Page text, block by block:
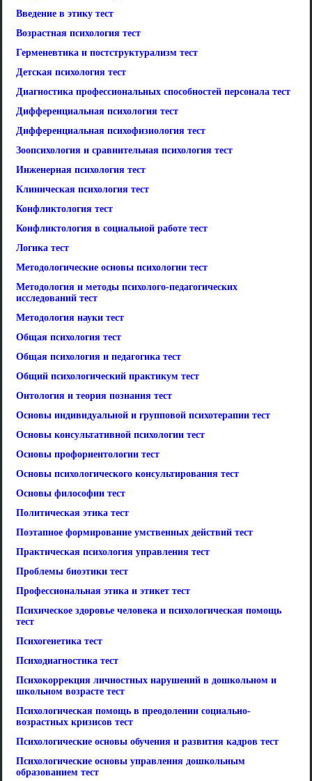
Введение в этику тест
Возрастная психология тест
Герменевтика и постструктурализм тест
Детская психология тест
Диагностика профессиональных способностей персонала тест
Дифференциальная психология тест
Дифференциальная психофизиология тест
Зоопсихология и сравнительная психология тест
Инженерная психология тест
Клиническая психология тест
Конфликтология тест
Конфликтология в социальной работе тест
Логика тест
Методологические основы психологии тест
Методология и методы психолого-педагогических
исследований тест
Методология науки тест
Общая психология тест
Общая психология и педагогика тест
Общий психологический практикум тест
Онтология и теория познания тест
Основы индивидуальной и групповой психотерапии тест
Основы консультативной психологии тест
Основы профориентологии тест
Основы психологического консультирования тест
Основы философии тест
Политическая этика тест
Поэтапное формирование умственных действий тест
Практическая психология управления тест
Проблемы биоэтики тест
Профессиональная этика и этикет тест
Психическое здоровье человека и психологическая помощь
тест
Психогенетика тест
Психодиагностика тест
Психокоррекция личностных нарушений в дошкольном и
школьном возрасте тест
Психологическая помощь в преодолении социально-
возрастных кризисов тест
Психологические основы обучения и развития кадров тест
Психологические основы управления дошкольным
образованием тест